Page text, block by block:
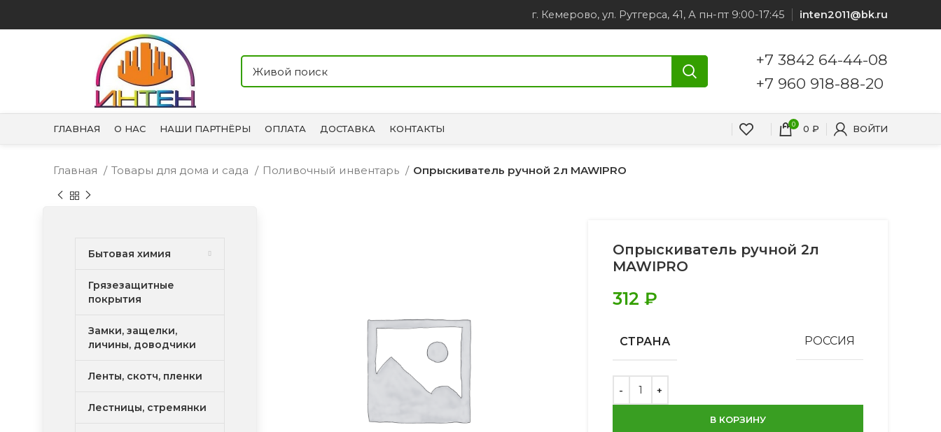
г. Кемерово, ул. Рутгерса, 41, А пн-пт 9:00-17:45 inten2011@bk.ru
+7 3842 64-44-08
+7 960 918-88-20
ГЛАВНАЯ О НАС НАШИ ПАРТНЁРЫ ОПЛАТА ДОСТАВКА КОНТАКТЫ 0 0 ₽ ВОЙТИ
Главная Товары для дома и сада Поливочный инвентарь Опрыскиватель ручной 2л MAWIPRO
Опрыскиватель ручной 2л
MAWIPRO
312 ₽
СТРАНА РОССИЯ
В КОРЗИНУ
Бытовая химия
Грязезащитные
покрытия
Замки, защелки,
личины, доводчики
Ленты, скотч, пленки
Лестницы, стремянки